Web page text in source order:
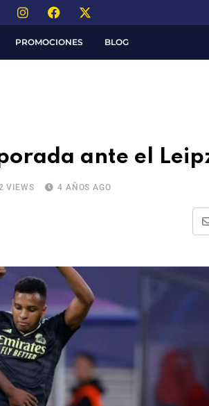
PROMOCIONES BLOG
ante el
VIEWS 4 AÑOS AGO